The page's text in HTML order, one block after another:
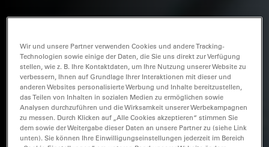
Wir und unsere Partner verwenden Cookies und andere Tracking-
Technologien sowie einige der Daten, die Sie uns direkt zur Verfügung
stellen, wie z. B. Ihre Kontaktdaten, um Ihre Nutzung unserer Website zu
verbessern, Ihnen auf Grundlage Ihrer Interaktionen mit dieser und
anderen Websites personalisierte Werbung und Inhalte bereitzustellen,
das Teilen von Inhalten in sozialen Medien zu ermöglichen sowie
Analysen durchzuführen und die Wirksamkeit unserer Werbekampagnen
zu messen. Durch Klicken auf „Alle Cookies akzeptieren“ stimmen Sie
dem sowie der Weitergabe dieser Daten an unsere Partner zu (siehe Link
unten). Sie können Ihre Einwilligungseinstellungen jederzeit im Bereich